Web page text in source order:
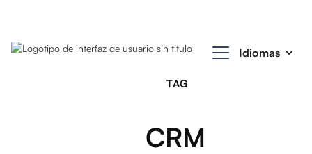
Idiomas
TAG
CRM